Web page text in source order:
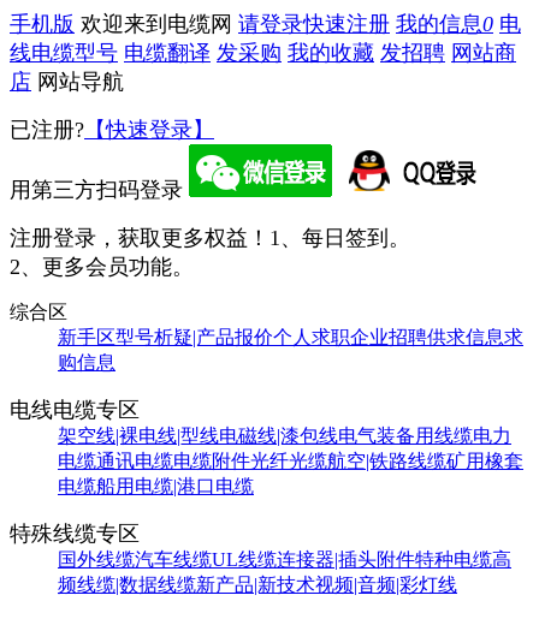
手机版 欢迎来到电缆网 请登录快速注册 我的信息0 电
线电缆型号 电缆翻译 发采购 我的收藏 发招聘 网站商
店 网站导航
已注册? 【快速登录】
用第三方扫码登录
注册登录，获取更多权益！ 1、每日签到。
2、更多会员功能。
综合区
新手区型号析疑|产品报价个人求职企业招聘供求信息求
购信息
电线电缆专区
架空线|裸电线|型线电磁线|漆包线电气装备用线缆电力
电缆通讯电缆电缆附件光纤光缆航空|铁路线缆矿用橡套
电缆船用电缆|港口电缆
特殊线缆专区
国外线缆汽车线缆UL线缆连接器|插头附件特种电缆高
频线缆|数据线缆新产品|新技术视频|音频|彩灯线